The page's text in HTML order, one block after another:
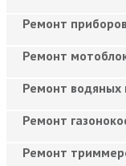
Ремонт
Ремонт
Ремонт водяных
Ремонт
Ремонт